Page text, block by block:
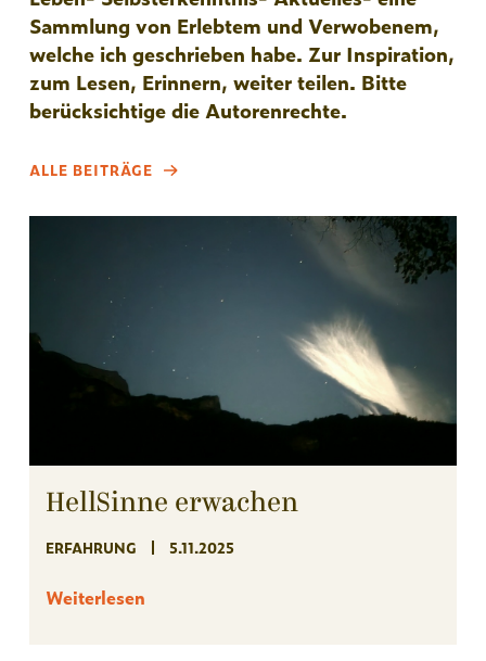
Sammlung von Erlebtem und Verwobenem,
welche ich geschrieben habe. Zur Inspiration,
zum Lesen, Erinnern, weiter teilen. Bitte
berücksichtige die Autorenrechte.
ALLE BEITRÄGE
HellSinne erwachen
ERFAHRUNG 5.11.2025
Weiterlesen